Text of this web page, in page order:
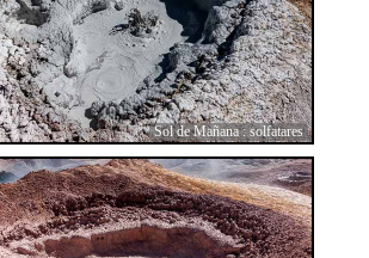
Sol de Mañana : solfatares